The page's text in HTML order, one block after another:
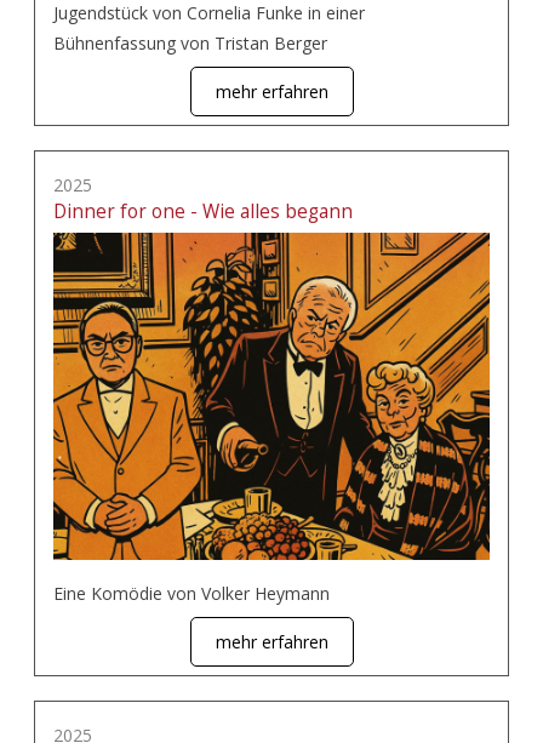
Jugendstück von Cornelia Funke in einer
Bühnenfassung von Tristan Berger
mehr erfahren
2025
Dinner for one - Wie alles begann
Eine Komödie von Volker Heymann
mehr erfahren
2025